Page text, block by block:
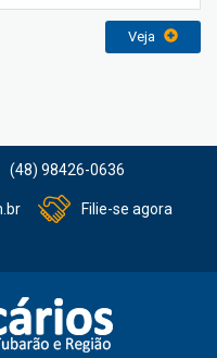
Veja
(48) 98426-0636
Filie-se agora